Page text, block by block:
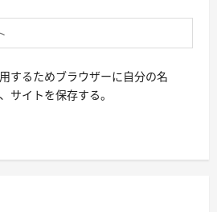
するためブラウザーに自分の名
サイトを保存する。